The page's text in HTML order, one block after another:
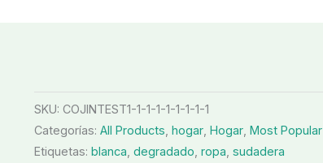
SKU:COJINTEST1-1-1-1-1-1-1-1-1
Categorías:All Products ,hogar ,Hogar ,Most Popular
Etiquetas:blanca ,degradado ,ropa ,sudadera